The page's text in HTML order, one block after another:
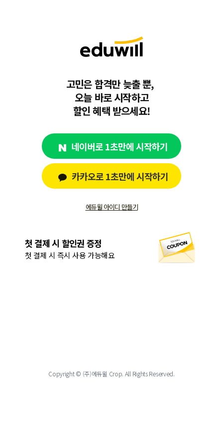
고민은 합격만 늦출 뿐,
오늘 바로 시작하고
할인 혜택 받으세요!
네이버로 1초만에 시작하기
카카오로 1초만에 시작하기
에듀윌 아이디 만들기
첫 결제 시 할인권 증정
첫 결제 시 즉시 사용 가능해요
Copyright © (주)에듀윌 Crop. All Rights Reserved.